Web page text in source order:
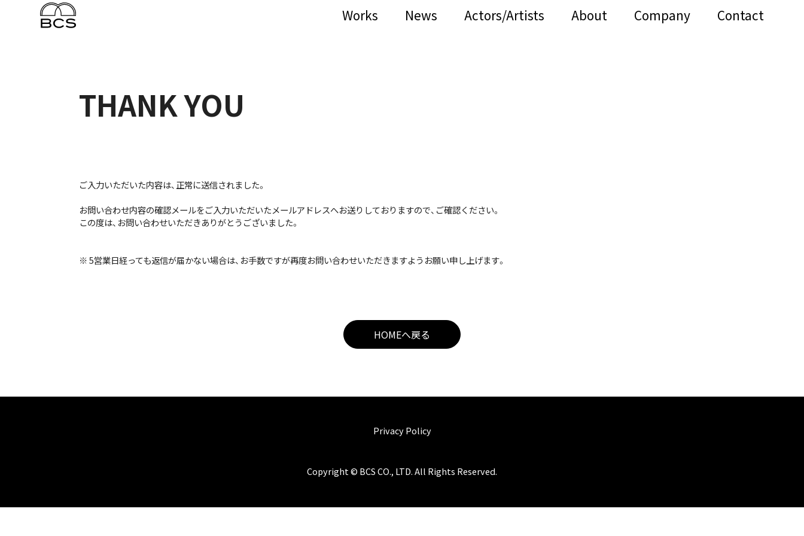
Works News Actors/Artists About Company Contact
THANK YOU
ご入力いただいた内容は、正常に送信されました。
お問い合わせ内容の確認メールをご入力いただいたメールアドレスへお送りしておりますので、ご確認ください。
この度は、お問い合わせいただきありがとうございました。
※ 5営業日経っても返信が届かない場合は、お手数ですが再度お問い合わせいただきますようお願い申し上げます。
HOMEへ戻る
Privacy Policy
Copyright © BCS CO., LTD. All Rights Reserved.